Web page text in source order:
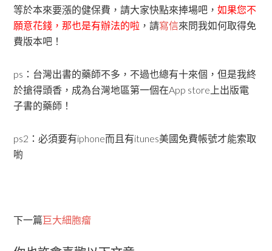
等於本來要漲的健保費，請大家快點來捧場吧，如果您不
願意花錢，那也是有辦法的啦 ，請寫信來問我如何取得免
費版本吧！
ps：台灣出書的藥師不多，不過也總有十來個，但是我終
於搶得頭香，成為台灣地區第一個在App store上出版電
子書的藥師！
ps2：必須要有iphone而且有itunes美國免費帳號才能索取
喲
下一篇巨大細胞瘤